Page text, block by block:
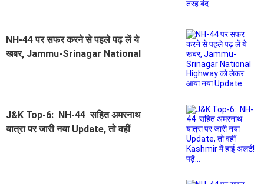
NH-44 पर सफर करने से पहले पढ़ लें ये
खबर, Jammu-Srinagar National
J&K Top-6: NH-44 सहित अमरनाथ
यात्रा पर जारी नया Update, तो वहीं